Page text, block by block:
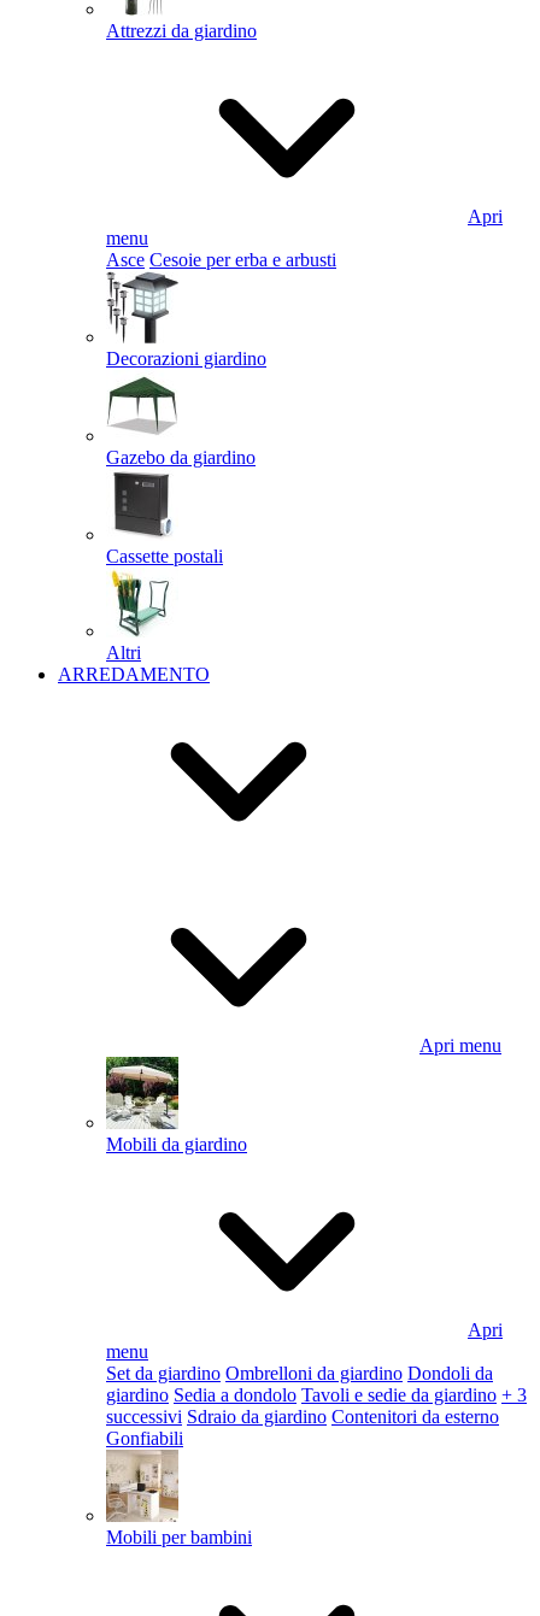
Attrezzi da giardino
Apri
menu
Asce Cesoie per erba e arbusti
Decorazioni giardino
Gazebo da giardino
Cassette postali
Altri
ARREDAMENTO
Apri menu
Mobili da giardino
Apri
menu
Set da giardino Ombrelloni da giardino Dondoli da
giardino Sedia a dondolo Tavoli e sedie da giardino + 3
successivi Sdraio da giardino Contenitori da esterno
Gonfiabili
Mobili per bambini